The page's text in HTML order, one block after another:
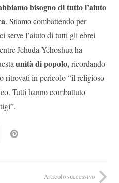
bisogno di tutto l’aiuto
. Stiamo combattendo per
serve l’aiuto di tutti gli ebrei
Jehuda Yehoshua ha
unità di popolo,ricordando
ritrovati in pericolo “il religioso
Tutti hanno combattuto
Articolo successivo